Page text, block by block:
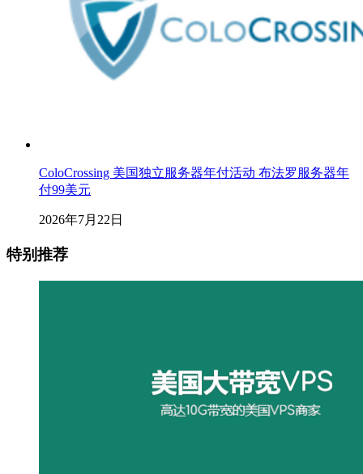
ColoCrossing 美国独立服务器年付活动 布法罗服务器年
付99美元
2026年7月22日
特别推荐